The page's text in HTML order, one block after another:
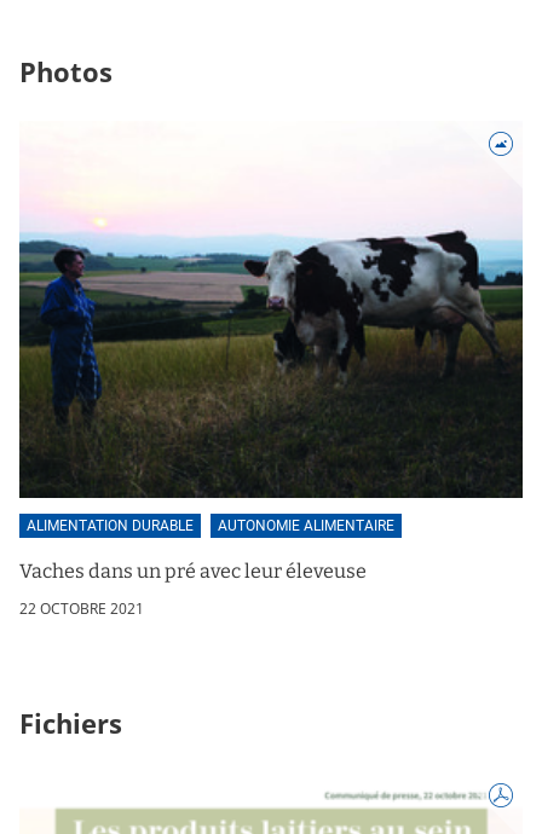
Photos
ALIMENTATION DURABLE AUTONOMIE ALIMENTAIRE
Vaches dans un pré avec leur éleveuse
22 OCTOBRE 2021
Fichiers